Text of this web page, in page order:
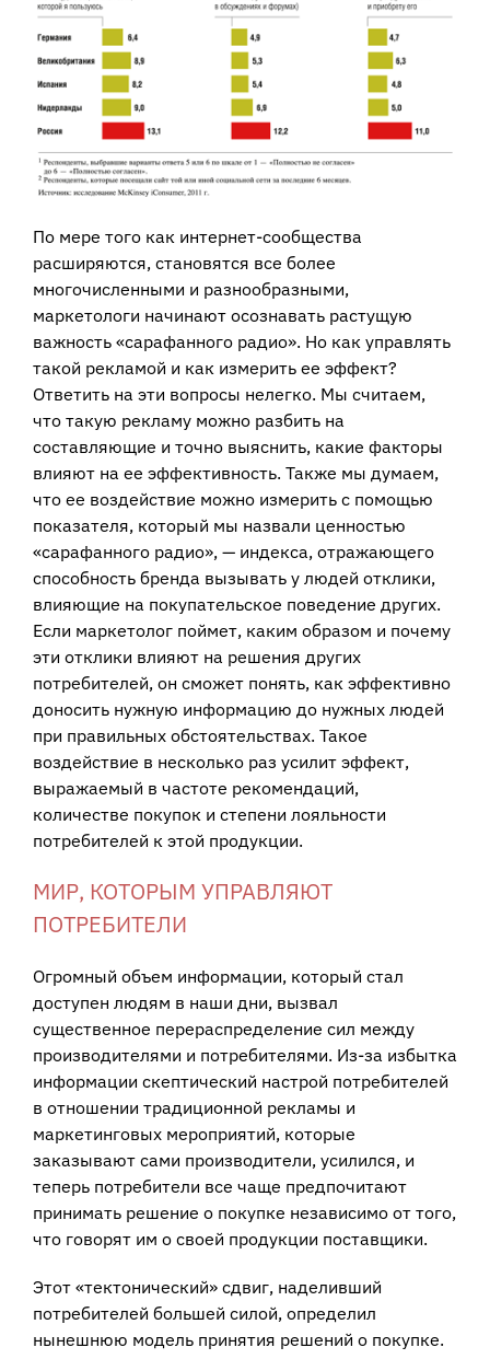
По мере того как интернет-сообщества
расширяются, становятся все более
многочисленными и разнообразными,
маркетологи начинают осознавать растущую
важность «сарафанного радио». Но как управлять
такой рекламой и как измерить ее эффект?
Ответить на эти вопросы нелегко. Мы считаем,
что такую рекламу можно разбить на
составляющие и точно выяснить, какие факторы
влияют на ее эффективность. Также мы думаем,
что ее воздействие можно измерить с помощью
показателя, который мы назвали ценностью
«сарафанного радио», — индекса, отражающего
способность бренда вызывать у людей отклики,
влияющие на покупательское поведение других.
Если маркетолог поймет, каким образом и почему
эти отклики влияют на решения других
потребителей, он сможет понять, как эффективно
доносить нужную информацию до нужных людей
при правильных обстоятельствах. Такое
воздействие в несколько раз усилит эффект,
выражаемый в частоте рекомендаций,
количестве покупок и степени лояльности
потребителей к этой продукции.
МИР, КОТОРЫМ УПРАВЛЯЮТ
ПОТРЕБИТЕЛИ
Огромный объем информации, который стал
доступен людям в наши дни, вызвал
существенное перераспределение сил между
производителями и потребителями. Из-за избытка
информации скептический настрой потребителей
в отношении традиционной рекламы и
маркетинговых мероприятий, которые
заказывают сами производители, усилился, и
теперь потребители все чаще предпочитают
принимать решение о покупке независимо от того,
что говорят им о своей продукции поставщики.
Этот «тектонический» сдвиг, наделивший
потребителей большей силой, определил
нынешнюю модель принятия решений о покупке.